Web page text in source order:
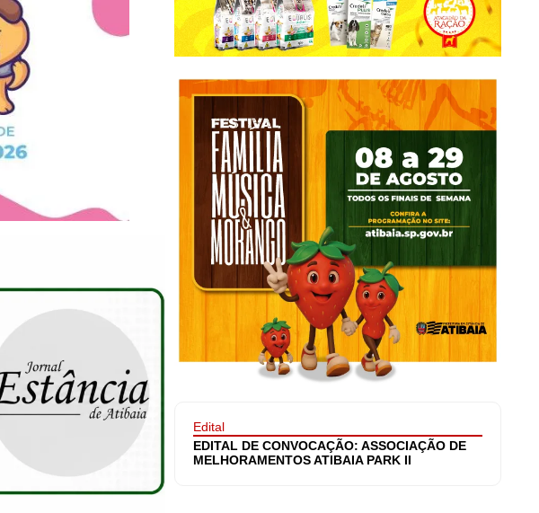
Edital
EDITAL DE CONVOCAÇÃO: ASSOCIAÇÃO DE
MELHORAMENTOS ATIBAIA PARK II